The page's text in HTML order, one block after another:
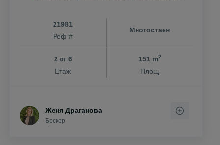
21981
Реф #
Многостаен
2 от6
Етаж
151 m2
Площ
Женя Драганова
Брокер